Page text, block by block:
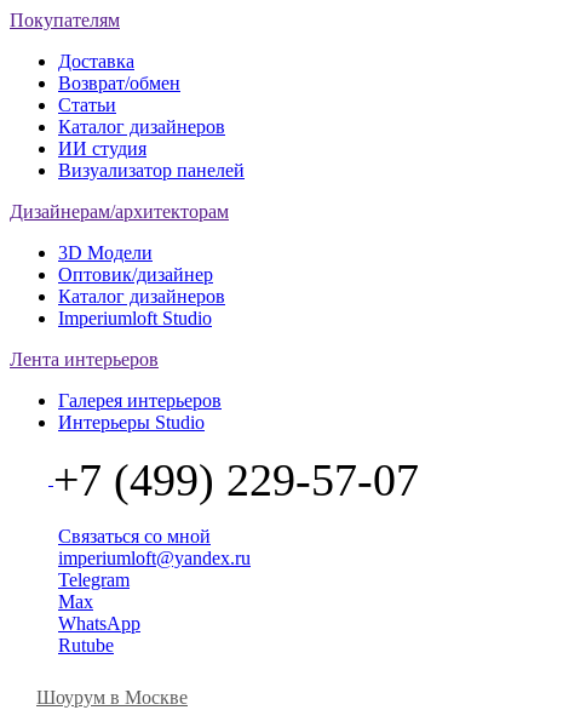
Покупателям
Доставка
Возврат/обмен
Статьи
Каталог дизайнеров
ИИ студия
Визуализатор панелей
Дизайнерам/архитекторам
3D Модели
Оптовик/дизайнер
Каталог дизайнеров
Imperiumloft Studio
Лента интерьеров
Галерея интерьеров
Интерьеры Studio
+7 (499) 229-57-07
Связаться со мной
imperiumloft@yandex.ru
Telegram
Max
WhatsApp
Rutube
Шоурум в Москве